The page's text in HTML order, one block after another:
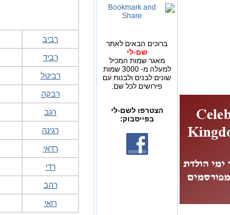
ברוכים הבאים לאתר
שם-לי
מאגר שמות המכיל
למעלה מ- 3000 שמות
שונים לבנים ולבנות עם
פירושים לכל שם.
הצטרפו לשם-לי
בפייסבוק:
רביב
רביד
רביטל
רבקה
רגב
רגינה
רדאי
רדי
רהב
רואי